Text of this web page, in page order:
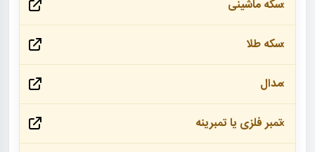
سکه ماشینی
سکه طلا
مدال
تمبر فلزی یا تمبرینه